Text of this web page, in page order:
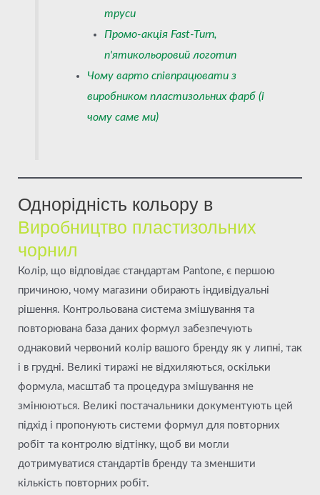
труси
Промо-акція Fast-Turn,
п'ятикольоровий логотип
Чому варто співпрацювати з
виробником пластизольних фарб (і
чому саме ми)
Однорідність кольору в
Виробництво пластизольних
чорнил
Колір, що відповідає стандартам Pantone, є першою
причиною, чому магазини обирають індивідуальні
рішення. Контрольована система змішування та
повторювана база даних формул забезпечують
однаковий червоний колір вашого бренду як у липні, так
і в грудні. Великі тиражі не відхиляються, оскільки
формула, масштаб та процедура змішування не
змінюються. Великі постачальники документують цей
підхід і пропонують системи формул для повторних
робіт та контролю відтінку, щоб ви могли
дотримуватися стандартів бренду та зменшити
кількість повторних робіт.